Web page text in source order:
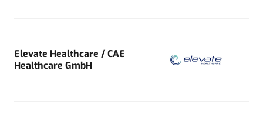
Elevate Healthcare / CAE
Healthcare GmbH